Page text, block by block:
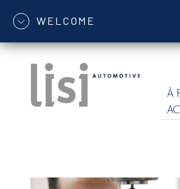
WELCOME
À